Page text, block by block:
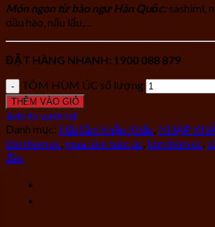
Món ngon từ bào ngư Hàn Quốc:sashimi,
dầu hào, nấu lẩu,…
ĐẶT HÀNG NHANH: 1900 088 879
TÔM HÙM ÚC số lượng
THÊM VÀO GIỎ
Add to wishlist
Danh mục: Hải Sản Nhập Khẩu, NHẬP
tôm hùm úc,mua tôm hùm úc,tôm hùm úc,
đâu